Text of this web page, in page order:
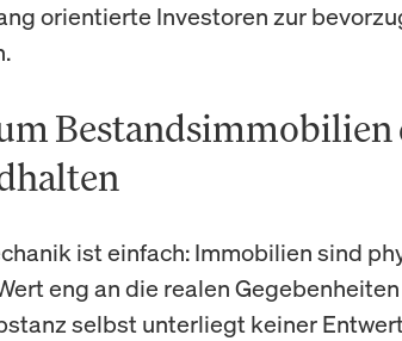
orientierte Investoren zur
ist einfach: Immobilien sind
eng an die realen
selbst unterliegt keiner